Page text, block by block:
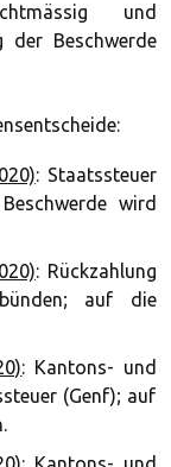
und
der Beschwerde
: Staatssteuer
wird
: Rückzahlung
auf die
: Kantons- und
(Genf); auf